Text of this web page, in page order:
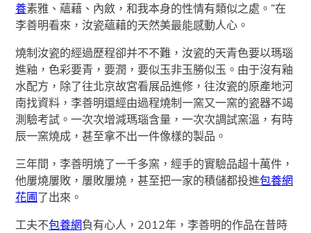
養素雅、蘊藉、內斂，和我本身的性情有類似之處。”在
李善明看來，汝瓷蘊藉的天然美最能感動人心。
燒制汝瓷的經過歷程卻并不不難，汝瓷的天青色要以瑪瑙
進釉，色彩要青，要潤，要似玉非玉勝似玉。由于沒有釉
水配方，除了往北京故宮看展品進修，往汝瓷的原產地河
南找資料，李善明還經由過程燒制一窯又一窯的瓷器不竭
測驗考試。一次次增減瑪瑙含量，一次次調試窯溫，有時
辰一窯燒成，甚至拿不出一件像樣的製品。
三年間，李善明燒了一千多窯，經手的實驗品超十萬件，
他屢燒屢敗，屢敗屢燒，甚至把一家的積儲都投進包養網
花圃了出來。
工夫不包養網負有心人，2012年，李善明的作品在昔時